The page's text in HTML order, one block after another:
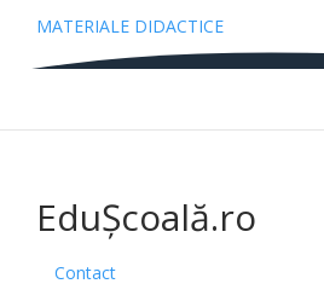
MATERIALE DIDACTICE
EduȘcoală.ro
Contact